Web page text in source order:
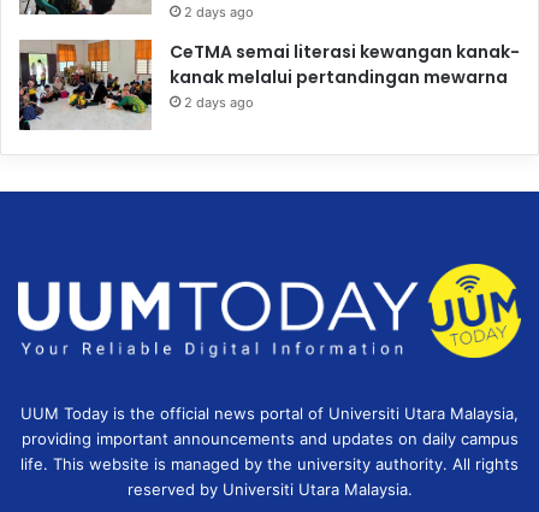
2 days ago
CeTMA semai literasi kewangan kanak-
kanak melalui pertandingan mewarna
2 days ago
UUM Today is the official news portal of Universiti Utara Malaysia,
providing important announcements and updates on daily campus
life. This website is managed by the university authority. All rights
reserved by Universiti Utara Malaysia.